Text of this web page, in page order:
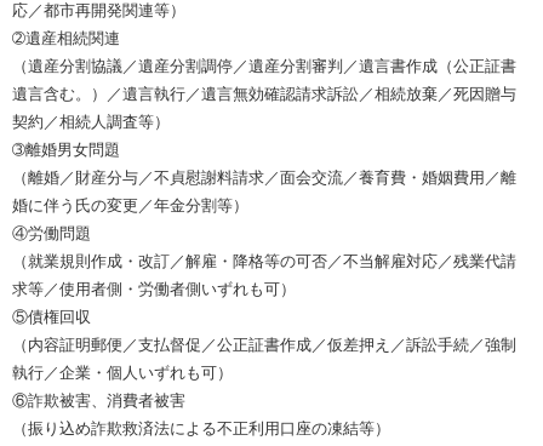
応／都市再開発関連等）
➁遺産相続関連
（遺産分割協議／遺産分割調停／遺産分割審判／遺言書作成（公正証書
遺言含む。）／遺言執行／遺言無効確認請求訴訟／相続放棄／死因贈与
契約／相続人調査等）
➂離婚男女問題
（離婚／財産分与／不貞慰謝料請求／面会交流／養育費・婚姻費用／離
婚に伴う氏の変更／年金分割等）
④労働問題
（就業規則作成・改訂／解雇・降格等の可否／不当解雇対応／残業代請
求等／使用者側・労働者側いずれも可）
⑤債権回収
（内容証明郵便／支払督促／公正証書作成／仮差押え／訴訟手続／強制
執行／企業・個人いずれも可）
⑥詐欺被害、消費者被害
（振り込め詐欺救済法による不正利用口座の凍結等）